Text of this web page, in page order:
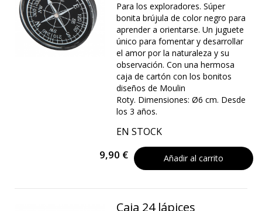
Para los exploradores. Súper
bonita brújula de color negro para
aprender a orientarse. Un juguete
único para fomentar y desarrollar
el amor por la naturaleza y su
observación. Con una hermosa
caja de cartón con los bonitos
diseños de Moulin
Roty. Dimensiones: Ø6 cm. Desde
los 3 años.
EN STOCK
9,90 € Añadir al carrito
Caja 24 lápices